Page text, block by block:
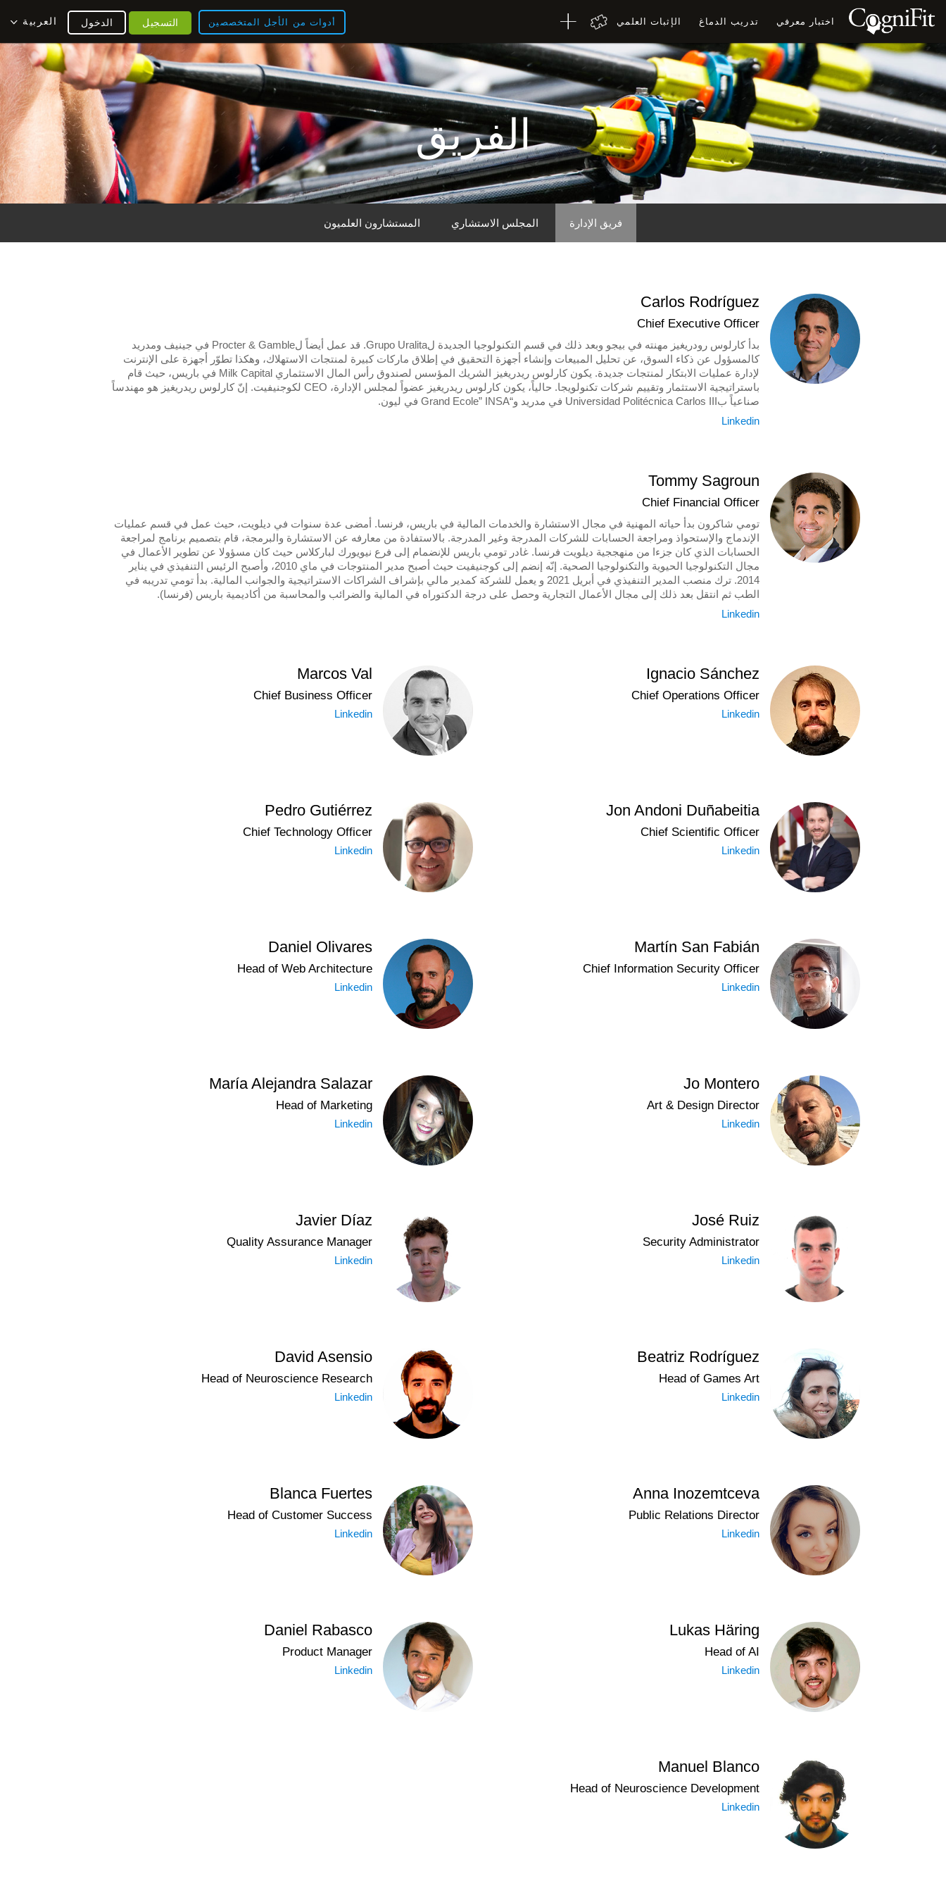
اختبار معرفي تدريب الدماغ الإثبات العلمي أدوات من الأجل المتخصصين العربية الدخول التسجيل
الفريق
فريق الإدارة المجلس الاستشاري المستشارون العلميون
Carlos Rodríguez
Chief Executive Officer
بدأ كارلوس رودريغيز مهنته في بيجو وبعد ذلك في قسم التكنولوجيا الجديدة لGrupo Uralita. قد عمل أيضاً لProcter & Gamble في جينيف ومدريد
كالمسؤول عن ذكاء السوق، عن تحليل المبيعات وإنشاء أجهزة التحقيق في إطلاق ماركات كبيرة لمنتجات الاستهلاك، وهكذا تطوّر أجهزة على الإنترنت
لإدارة عمليات الابتكار لمنتجات جديدة. يكون كارلوس ريدريغيز الشريك المؤسس لصندوق رأس المال الاستثماري Milk Capital في باريس، حيث قام
باستراتيجية الاستثمار وتقييم شركات تكنولويجا. حالياً، يكون كارلوس ريدريغيز عضواً لمجلس الإدارة، CEO لكوجنيفيت. إنّ كارلوس ريدريغيز هو مهندساً
صناعياً بUniversidad Politécnica Carlos III في مدريد و“Grand Ecole” INSA في ليون.
Linkedin
Tommy Sagroun
Chief Financial Officer
تومي شاكرون بدأ حياته المهنية في مجال الاستشارة والخدمات المالية في باريس، فرنسا. أمضى عدة سنوات في ديلويت، حيث عمل في قسم عمليات
الإندماج والإستحواذ ومراجعة الحسابات للشركات المدرجة وغير المدرجة. بالاستفادة من معارفه عن الاستشارة والبرمجة، قام بتصميم برنامج لمراجعة
الحسابات الذي كان جزءا من منهججية ديلويت فرنسا. غادر تومي باريس للإنضمام إلى فرع نيويورك لباركلاس حيث كان مسؤولا عن تطوير الأعمال في
مجال التكنولوجيا الحيوية والتكنولوجيا الصحية. إنّه إنضم إلى كوجنيفيت حيث أصبح مدير المنتوجات في ماي 2010، وأصبح الرئيس التنفيذي في يناير
2014. ترك منصب المدير التنفيذي في أبريل 2021 و يعمل للشركة كمدير مالي بإشراف الشراكات الاستراتيجية والجوانب المالية. بدأ تومي تدريبه في
الطب ثم انتقل بعد ذلك إلى مجال الأعمال التجارية وحصل على درجة الدكتوراه في المالية والضرائب والمحاسبة من أكاديمية باريس (فرنسا).
Linkedin
Ignacio Sánchez
Chief Operations Officer
Linkedin
Marcos Val
Chief Business Officer
Linkedin
Jon Andoni Duñabeitia
Chief Scientific Officer
Linkedin
Pedro Gutiérrez
Chief Technology Officer
Linkedin
Martín San Fabián
Chief Information Security Officer
Linkedin
Daniel Olivares
Head of Web Architecture
Linkedin
Jo Montero
Art & Design Director
Linkedin
María Alejandra Salazar
Head of Marketing
Linkedin
José Ruiz
Security Administrator
Linkedin
Javier Díaz
Quality Assurance Manager
Linkedin
Beatriz Rodríguez
Head of Games Art
Linkedin
David Asensio
Head of Neuroscience Research
Linkedin
Anna Inozemtceva
Public Relations Director
Linkedin
Blanca Fuertes
Head of Customer Success
Linkedin
Lukas Häring
Head of AI
Linkedin
Daniel Rabasco
Product Manager
Linkedin
Manuel Blanco
Head of Neuroscience Development
Linkedin